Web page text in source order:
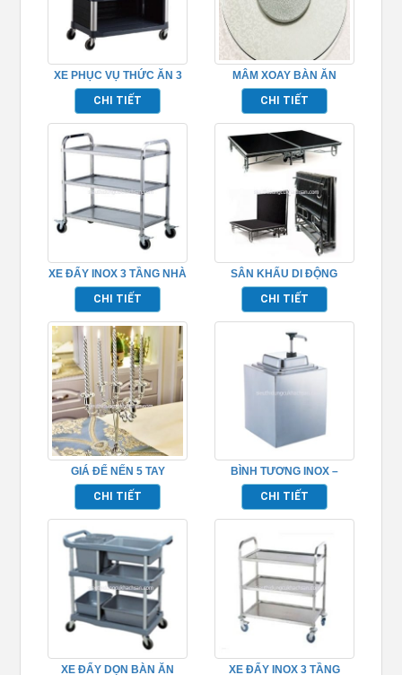
XE PHỤC VỤ THỨC ĂN 3
TẦNG TP_680111
CHI TIẾT
MÂM XOAY BÀN ĂN
TP681048
CHI TIẾT
XE ĐẨY INOX 3 TẦNG NHÀ
HÀNG TP680118
CHI TIẾT
SÂN KHẤU DI ĐỘNG
TP968013
CHI TIẾT
GIÁ ĐỂ NẾN 5 TAY
TP681063
CHI TIẾT
BÌNH TƯƠNG INOX –
TP697083
CHI TIẾT
XE ĐẨY DỌN BÀN ĂN
XE ĐẨY INOX 3 TẦNG